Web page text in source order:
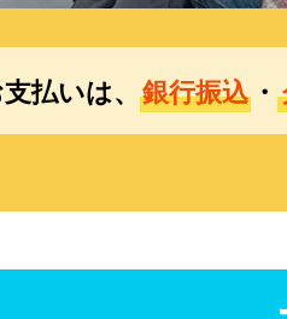
払いは、 銀行振込・